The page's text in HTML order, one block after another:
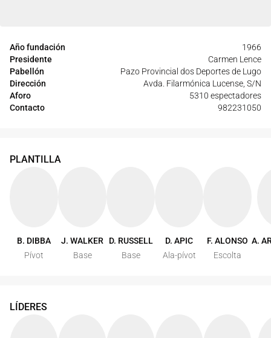
Año fundación
1966
Presidente
Carmen Lence
Pabellón
Pazo Provincial dos Deportes de Lugo
Dirección
Avda. Filarmónica Lucense, S/N
Aforo
5310 espectadores
Contacto
982231050
PLANTILLA
B. DIBBA
Pívot
J. WALKER
Base
D. RUSSELL
Base
D. APIC
Ala-pívot
F. ALONSO
Escolta
A.
LÍDERES